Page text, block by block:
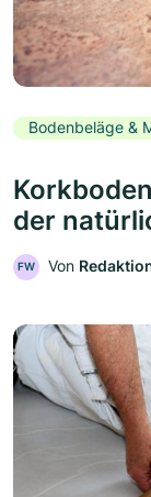
Bodenbeläge &
der
FW Von